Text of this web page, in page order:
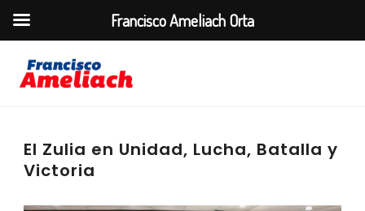
El Zulia en Unidad, Lucha, Batalla y
Victoria
Francisco Ameliach Orta